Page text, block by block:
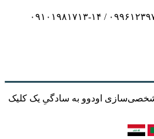
شخصی‌سازی اودوو به سادگیِ یک کلیک